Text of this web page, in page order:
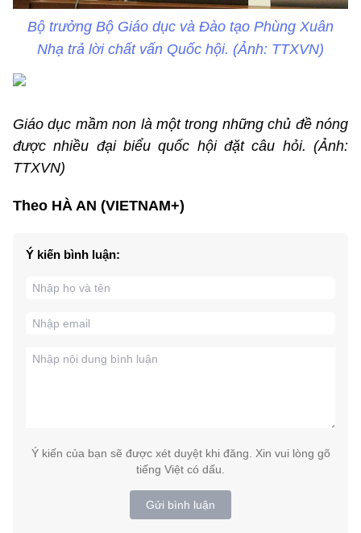
Bộ trưởng Bộ Giáo dục và Đào tạo Phùng Xuân
Nhạ trả lời chất vấn Quốc hội. (Ảnh: TTXVN)
Giáo dục mầm non là một trong những chủ đề nóng
được nhiều đại biểu quốc hội đặt câu hỏi. (Ảnh:
TTXVN)
Theo HÀ AN (VIETNAM+)
Ý kiến bình luận:
Ý kiến của bạn sẽ được xét duyệt khi đăng. Xin vui lòng gõ
tiếng Việt có dấu.
Gửi bình luận